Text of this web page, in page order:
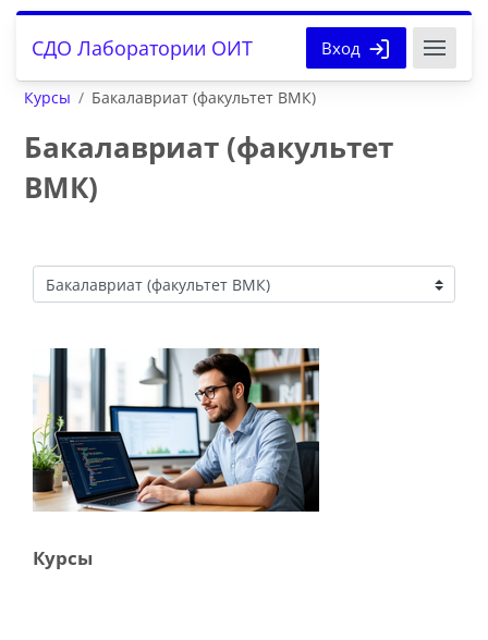
Перейти к основному содержанию
СДО Лаборатории ОИТ Вход
Курсы Бакалавриат (факультет ВМК)
Бакалавриат (факультет
ВМК)
Категории курсов
Курсы